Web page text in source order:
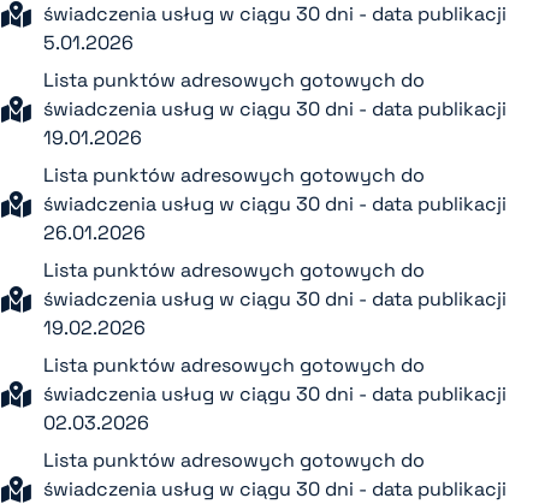
świadczenia usług w ciągu 30 dni - data publikacji
5.01.2026
Lista punktów adresowych gotowych do
świadczenia usług w ciągu 30 dni - data publikacji
19.01.2026
Lista punktów adresowych gotowych do
świadczenia usług w ciągu 30 dni - data publikacji
26.01.2026
Lista punktów adresowych gotowych do
świadczenia usług w ciągu 30 dni - data publikacji
19.02.2026
Lista punktów adresowych gotowych do
świadczenia usług w ciągu 30 dni - data publikacji
02.03.2026
Lista punktów adresowych gotowych do
świadczenia usług w ciągu 30 dni - data publikacji